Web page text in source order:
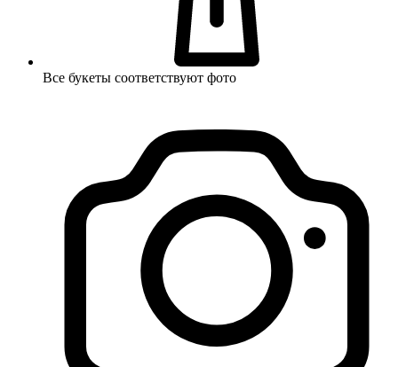
Все букеты соответствуют фото